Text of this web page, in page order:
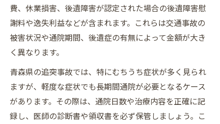
慰謝料の計算方法を知り納得の補償へ
交通事故慰謝料の基本的な計算方法
追突事故での通院期間と慰謝料の関係
交通事故被害者に必要な必要書類の整理法
慰謝料金額の目安を知り納得の請求を実現
示談交渉で計算ミスを防ぐチェックリスト
費、休業損害、後遺障害が認定された場合の後遺障害慰
謝料や逸失利益などが含まれます。これらは交通事故の
被害状況や通院期間、後遺症の有無によって金額が大き
く異なります。
青森県の追突事故では、特にむちうち症状が多く見られ
ますが、軽度な症状でも長期間通院が必要となるケース
があります。その際は、通院日数や治療内容を正確に記
録し、医師の診断書や領収書を必ず保管しましょう。こ